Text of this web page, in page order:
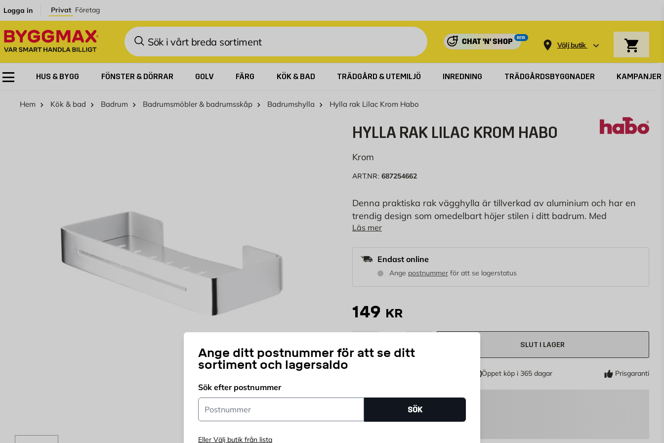
Logga in Privat Företag
Sök
CHAT 'N' SHOP
BETA
Välj butik
Ange ditt postnummer för att se ditt
sortiment och lagersaldo
Sök efter postnummer
Postnummer
SÖK
Eller Välj butik från lista
HUS & BYGG FÖNSTER & DÖRRAR GOLV FÄRG KÖK & BAD TRÄDGÅRD & UTEMILJÖ INREDNING TRÄDGÅRDSBYGGNADER KAMPANJER
Hem Kök & bad Badrum Badrumsmöbler & badrumsskåp Badrumshylla Hylla rak Lilac Krom Habo
HYLLA RAK LILAC KROM HABO
Krom
ART.NR: 687254662
Denna praktiska rak vägghylla är tillverkad av aluminium och har en
trendig design som omedelbart höjer stilen i ditt badrum. Med
dimensioner på 324x128x50 mm passar den perfekt på de flesta
Läs mer
Endast online
Ange postnummerför att se lagerstatus
149 KR
st SLUT I LAGER
Öppet köp i 365 dagar Prisgaranti